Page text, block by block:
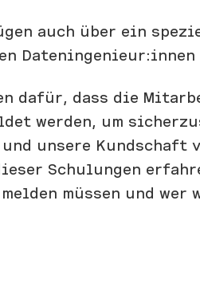
auch über ein
Dateningenieur:innen
dafür, dass die
werden, um
und unsere
Schulungen
müssen und